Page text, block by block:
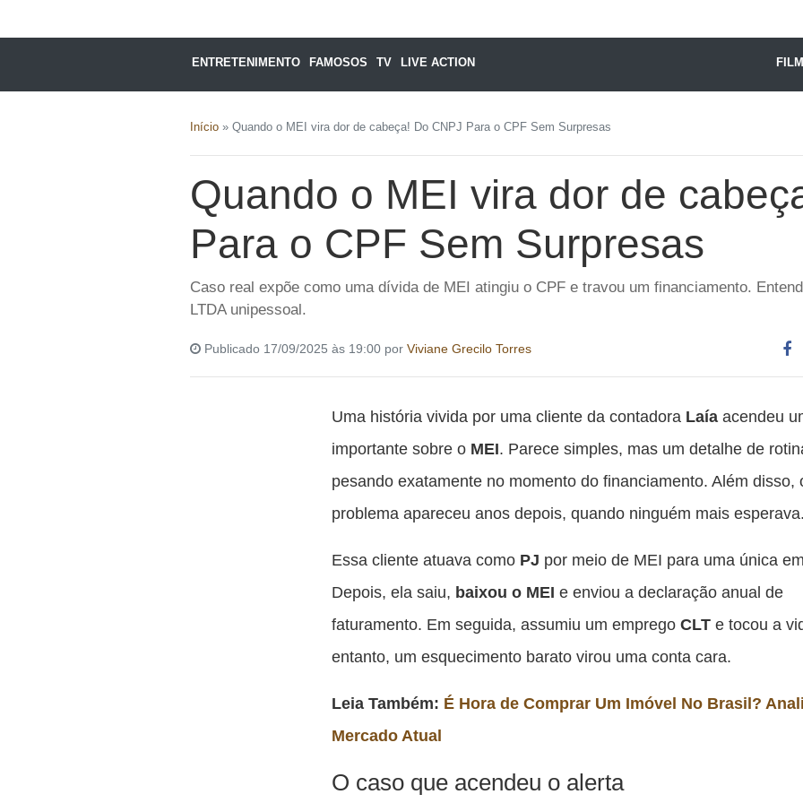
ENTRETENIMENTO FAMOSOS TV LIVE ACTION
Início » Quando o MEI vira dor de cabeça! Do CNPJ Para o CPF Sem Surpresas
Quando o MEI vira dor de
Para o CPF Sem Surpresas
Caso real expõe como uma dívida de MEI atingiu o CPF e travou um financiamento.
LTDA unipessoal.
Publicado 17/09/2025 às 19:00 por Viviane Grecilo Torres
Uma história vivida por uma cliente da contadora Laía acendeu
importante sobre o MEI. Parece simples, mas um detalhe de
pesando exatamente no momento do financiamento. Além disso,
problema apareceu anos depois, quando ninguém mais esperava.
Essa cliente atuava como PJ por meio de MEI para uma única
Depois, ela saiu, baixou o MEI e enviou a declaração anual de
faturamento. Em seguida, assumiu um empregoCLT e tocou a
entanto, um esquecimento barato virou uma conta cara.
Leia Também: É Hora de Comprar Um Imóvel No Brasil?
Mercado Atual
O caso que acendeu o alerta